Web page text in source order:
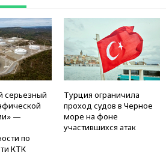
серьезный
—
по
КТК
Турция ограничила
проход судов в Черное
море на фоне
участившихся атак